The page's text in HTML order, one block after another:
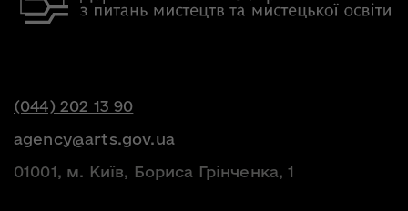
(044) 202 13 90
agency@arts.gov.ua
01001, м. Київ, Бориса Грінченка, 1